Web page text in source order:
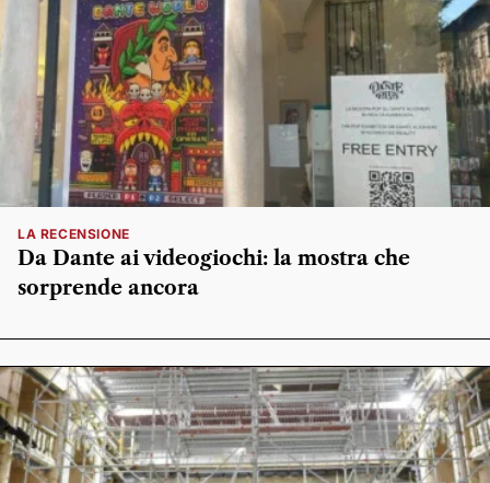
LA RECENSIONE
Da Dante ai videogiochi: la mostra che
sorprende ancora